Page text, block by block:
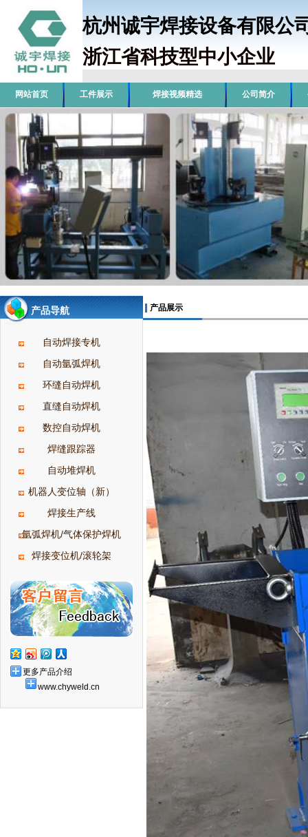
杭州诚宇焊接设备有
浙江省科技型中小企业
网站首页 工件展示 焊接视频精选 公司简介
产品导航
自动焊接专机
自动氩弧焊机
环缝自动焊机
直缝自动焊机
数控自动焊机
焊缝跟踪器
自动堆焊机
机器人变位轴（新）
焊接生产线
氩弧焊机/气体保护焊机
焊接变位机/滚轮架
更多产品介绍
www.chyweld.cn
产品展示